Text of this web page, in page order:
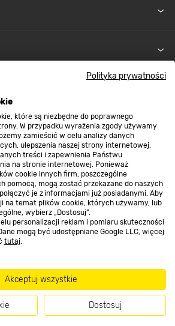
Polityka prywatności
które są niezbędne do poprawnego
W przypadku wyrażenia zgody używamy
zamieścić w celu analizy danych
ulepszenia naszej strony internetowej,
treści i zapewnienia Państwu
na stronie internetowej. Ponieważ
cookie innych firm, poszczególne
pomocą, mogą zostać przekazane do naszych
je z informacjami już posiadanymi. Aby
na temat plików cookie, których używamy, lub
wybierz „Dostosuj”.
personalizacji reklam i pomiaru skuteczności
mogą być udostępniane Google LLC, więcej
tutaj.
Akceptuj wszystkie
Dostosuj